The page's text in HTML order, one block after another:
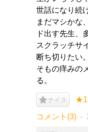
世話になり続
まだマシかな
ド出す先生、
スクラッチサ
断ち切りたい
そもの痒みの
る。
ナイス
コメント(3)